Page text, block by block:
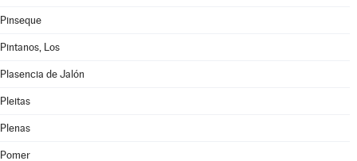
Pinseque
Pintanos, Los
Plasencia de Jalón
Pleitas
Plenas
Pomer